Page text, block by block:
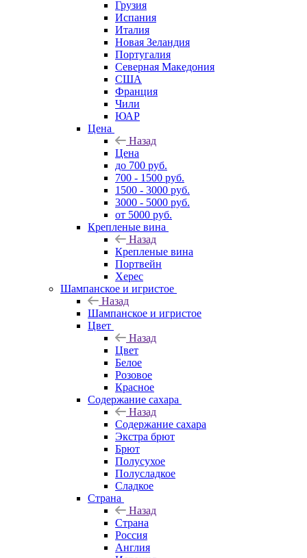
Грузия
Испания
Италия
Новая Зеландия
Португалия
Северная Македония
США
Франция
Чили
ЮАР
Цена
Назад
Цена
до 700 руб.
700 - 1500 руб.
1500 - 3000 руб.
3000 - 5000 руб.
от 5000 руб.
Крепленые вина
Назад
Крепленые вина
Портвейн
Херес
Шампанское и игристое
Назад
Шампанское и игристое
Цвет
Назад
Цвет
Белое
Розовое
Красное
Содержание сахара
Назад
Содержание сахара
Экстра брют
Брют
Полусухое
Полусладкое
Сладкое
Страна
Назад
Страна
Россия
Англия